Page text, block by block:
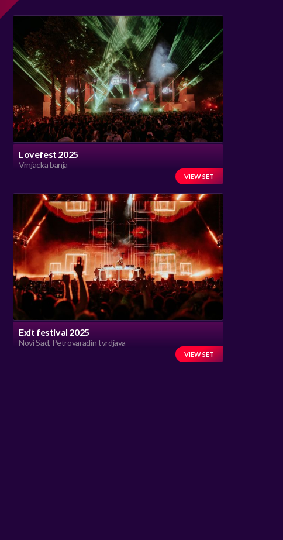
Lovefest 2025
Vrnjacka banja
VIEW SET
Exit festival 2025
Novi Sad, Petrovaradin tvrdjava
VIEW SET